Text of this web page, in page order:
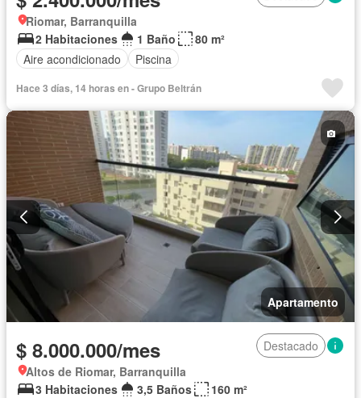
Riomar, Barranquilla
2 Habitaciones
1 Baño
80 m²
Aire acondicionado
Piscina
Hace 3 días, 14 horas en - Grupo Beltrán
Apartamento
$ 8.000.000/mes
Destacado
Altos de Riomar, Barranquilla
3 Habitaciones
3,5 Baños
160 m²